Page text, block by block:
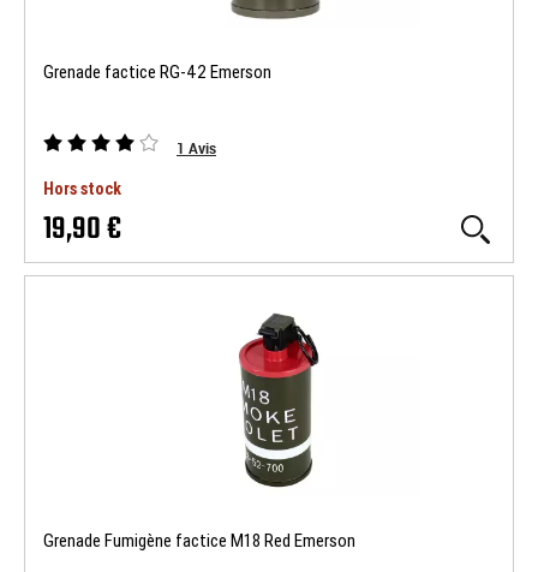
Grenade factice RG-42 Emerson
1 Avis
Hors stock
19,90 €
Grenade Fumigène factice M18 Red Emerson